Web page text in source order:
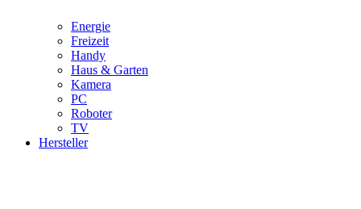
Energie
Freizeit
Handy
Haus & Garten
Kamera
PC
Roboter
TV
Hersteller